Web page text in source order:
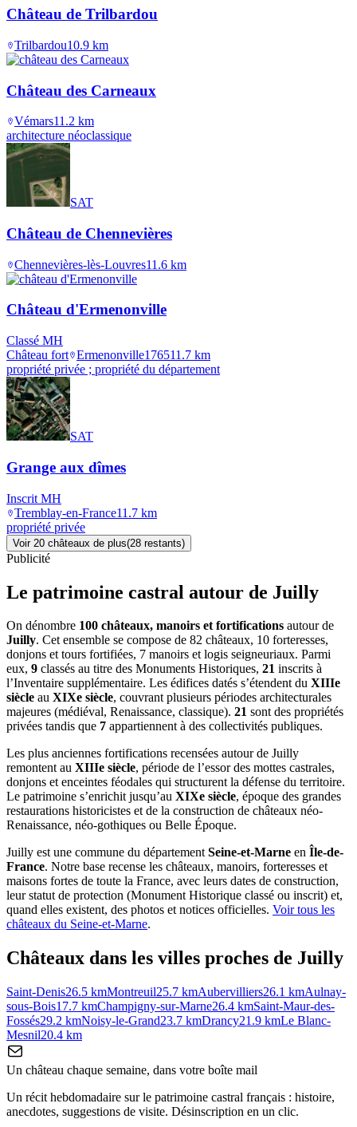
Château de Trilbardou
Trilbardou10.9 km
Château des Carneaux
Vémars11.2 km
architecture néoclassique
SAT
Château de Chennevières
Chennevières-lès-Louvres11.6 km
Château d'Ermenonville
Classé MH
Château fort Ermenonville176511.7 km
propriété privée ; propriété du département
SAT
Grange aux dîmes
Inscrit MH
Tremblay-en-France11.7 km
propriété privée
Voir 20 châteaux de plus(28 restants)
Publicité
Le patrimoine castral autour de Juilly
On dénombre 100 châteaux, manoirs et fortifications autour de
Juilly. Cet ensemble se compose de 82 châteaux, 10 forteresses,
donjons et tours fortifiées, 7 manoirs et logis seigneuriaux. Parmi
eux, 9 classés au titre des Monuments Historiques, 21 inscrits à
l’Inventaire supplémentaire. Les édifices datés s’étendent du XIIIe
siècle au XIXe siècle, couvrant plusieurs périodes architecturales
majeures (médiéval, Renaissance, classique). 21 sont des propriétés
privées tandis que 7 appartiennent à des collectivités publiques.
Les plus anciennes fortifications recensées autour de Juilly
remontent au XIIIe siècle, période de l’essor des mottes castrales,
donjons et enceintes féodales qui structurent la défense du territoire.
Le patrimoine s’enrichit jusqu’au XIXe siècle, époque des grandes
restaurations historicistes et de la construction de châteaux néo-
Renaissance, néo-gothiques ou Belle Époque.
Juilly est une commune du départementSeine-et-Marne en Île-de-
France. Notre base recense les châteaux, manoirs, forteresses et
maisons fortes de toute la France, avec leurs dates de construction,
leur statut de protection (Monument Historique classé ou inscrit) et,
quand elles existent, des photos et notices officielles. Voir tous les
châteaux du Seine-et-Marne.
Châteaux dans les villes proches de Juilly
Saint-Denis26.5 kmMontreuil25.7 kmAubervilliers26.1 kmAulnay-
sous-Bois17.7 kmChampigny-sur-Marne26.4 kmSaint-Maur-des-
Fossés29.2 kmNoisy-le-Grand23.7 kmDrancy21.9 kmLe Blanc-
Mesnil20.4 km
Un château chaque semaine, dans votre boîte mail
Un récit hebdomadaire sur le patrimoine castral français : histoire,
anecdotes, suggestions de visite. Désinscription en un clic.